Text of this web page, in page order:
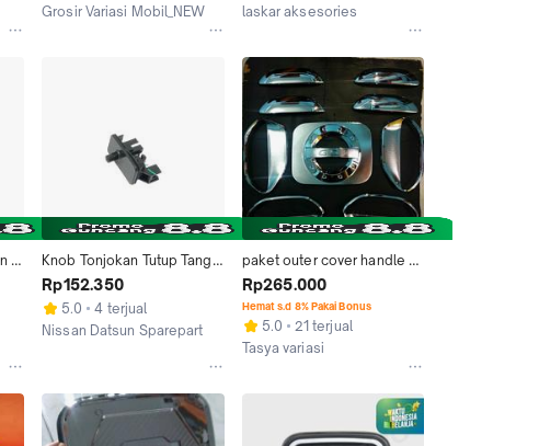
Grosir Variasi Mobil_NEW
laskar aksesories
Knob Tonjokan Tutup Tangki
Bensin Datsun Go dan
Cross Original Genuine
Rp152.350
5.0
4 terjual
Nissan Datsun Sparepart Center
paket outer cover handle
dan tutup bensin Datsun go
chrome
Rp265.000
Hemat s.d 8% Pakai Bonus
5.0
21 terjual
Tasya variasi